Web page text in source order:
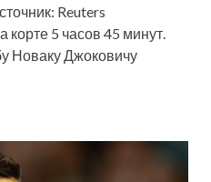
Reuters
корте 5 часов 45 минут.
Новаку Джоковичу